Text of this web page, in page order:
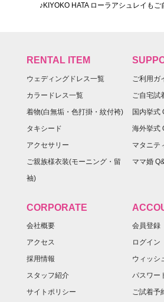
♪KIYOKO HATA ローラアシュレイもご
RENTAL ITEM
ウェディングドレス一覧
カラードレス一覧
着物(白無垢・色打掛・紋付袴)
タキシード
アクセサリー
ご親族様衣装(モーニング・留
袖)
ご利用ガ
ご自宅試
国内挙式
海外挙式
マタニテ
ママ婚
CORPORATE
会社概要
アクセス
採用情報
スタッフ紹介
サイトポリシー
会員登録
ログイン
ウィッシ
パスワー
ご試着予